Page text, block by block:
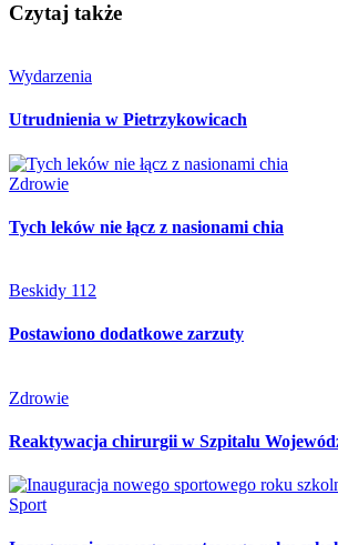
Czytaj także
Wydarzenia
Utrudnienia w Pietrzykowicach
Zdrowie
Tych leków nie łącz z nasionami chia
Beskidy 112
Postawiono dodatkowe zarzuty
Zdrowie
Reaktywacja chirurgii w Szpitalu
Sport